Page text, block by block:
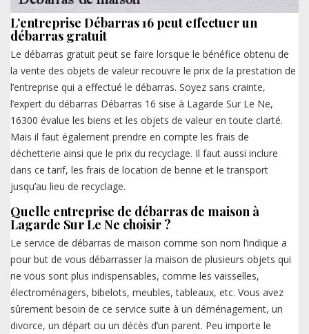
L’entreprise Débarras 16 peut effectuer un
débarras gratuit
Le débarras gratuit peut se faire lorsque le bénéfice obtenu de
la vente des objets de valeur recouvre le prix de la prestation de
l’entreprise qui a effectué le débarras. Soyez sans crainte,
l’expert du débarras Débarras 16 sise à Lagarde Sur Le Ne,
16300 évalue les biens et les objets de valeur en toute clarté.
Mais il faut également prendre en compte les frais de
déchetterie ainsi que le prix du recyclage. Il faut aussi inclure
dans ce tarif, les frais de location de benne et le transport
jusqu’au lieu de recyclage.
Quelle entreprise de débarras de maison à
Lagarde Sur Le Ne choisir ?
Le service de débarras de maison comme son nom l’indique a
pour but de vous débarrasser la maison de plusieurs objets qui
ne vous sont plus indispensables, comme les vaisselles,
électroménagers, bibelots, meubles, tableaux, etc. Vous avez
sûrement besoin de ce service suite à un déménagement, un
divorce, un départ ou un décès d’un parent. Peu importe le